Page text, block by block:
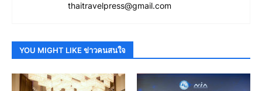
thaitravelpress@gmail.com
YOU MIGHT LIKE ข่าวคนสนใจ